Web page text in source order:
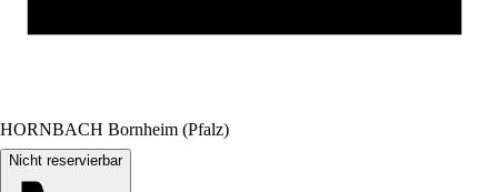
HORNBACH Bornheim (Pfalz)
Nicht reservierbar